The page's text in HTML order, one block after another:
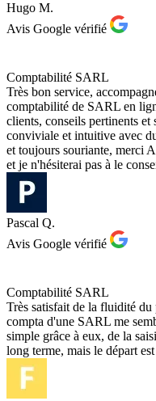
Hugo M.
Avis Google vérifié
Comptabilité SARL
Très bon service,
comptabilité de SARL en
clients, conseils pertinents
conviviale et intuitive avec
et toujours souriante, merci
et je n'hésiterai pas à le
Pascal Q.
Avis Google vérifié
Comptabilité SARL
Très satisfait de la fluidité du
compta d'une SARL me
simple grâce à eux, de la
long terme, mais le départ